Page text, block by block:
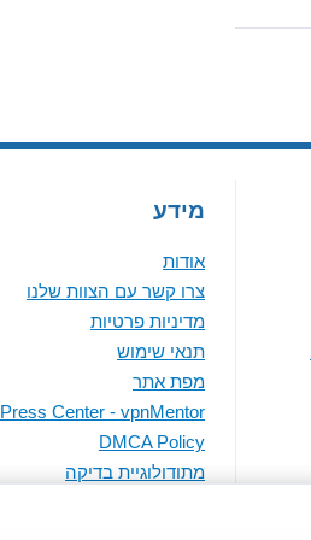
מידע
אודות
צרו קשר עם הצוות שלנו
מדיניות פרטיות
תנאי שימוש
מפת אתר
Press Center - vpnMentor
DMCA Policy
מתודולוגיית בדיקה